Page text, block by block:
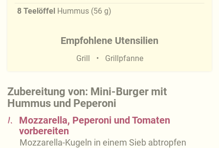
Zubereitung von: Mini-Burger mit
Hummus und Peperoni
1.
Mozzarella, Peperoni und Tomaten
vorbereiten
Mozzarella-Kugeln in einem Sieb abtropfen
8 Teelöffel Hummus (56 g)
Empfohlene Utensilien
Grill Grillpfanne